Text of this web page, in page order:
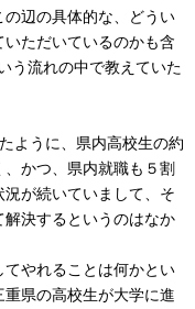
辺の具体的な、どうい
ただいているのかも含
う流れの中で教えていた
ように、県内高校生の約
、かつ、県内就職も５割
が続いていまして、そ
決するというのはなか
やれることは何かとい
県の高校生が大学に進